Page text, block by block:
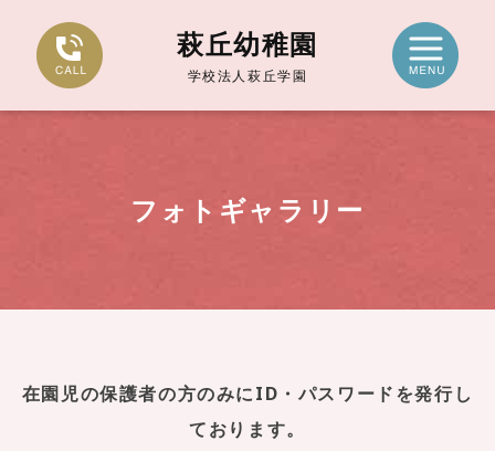
萩丘幼稚園
学校法人萩丘学園
フォトギャラリー
在園児の保護者の方のみにID・パスワードを発行し
ております。